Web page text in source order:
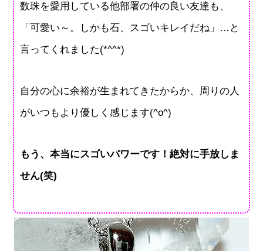
数珠を愛用している他部署の仲の良い友達も、
「可愛い～。しかも石、スゴいキレイだね」…と
言ってくれました(*^^*)
自分の心に余裕が生まれてきたからか、周りの人
がいつもより優しく感じます(^o^)
もう、本当にスゴいパワーです！絶対に手放しま
せん(笑)